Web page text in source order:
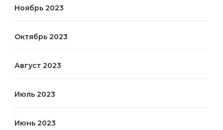
Ноябрь 2023
Октябрь 2023
Август 2023
Июль 2023
Июнь 2023